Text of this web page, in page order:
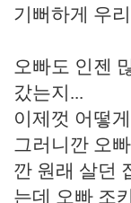
기뻐하게 우
오빠도 인젠
갔는지...
이제껏 어떻
그러니깐 오
깐 원래 살던
는데 오빠 조